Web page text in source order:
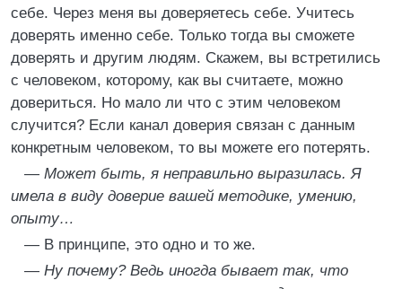
себе. Через меня вы доверяетесь себе. Учитесь
доверять именно себе. Только тогда вы сможете
доверять и другим людям. Скажем, вы встретились
с человеком, которому, как вы считаете, можно
довериться. Но мало ли что с этим человеком
случится? Если канал доверия связан с данным
конкретным человеком, то вы можете его потерять.
— Может быть, я неправильно выразилась. Я
имела в виду доверие вашей методике, умению,
опыту…
— В принципе, это одно и то же.
— Ну почему? Ведь иногда бывает так, что